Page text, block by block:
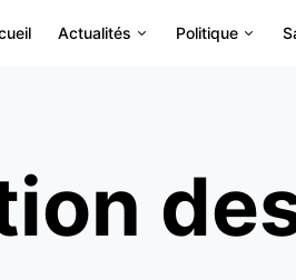
Actualités Politique